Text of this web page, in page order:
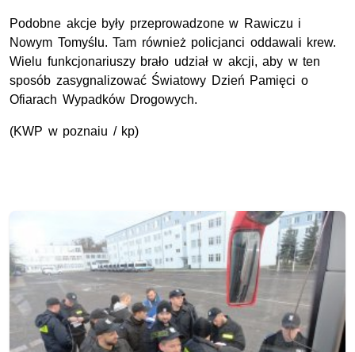
Podobne akcje były przeprowadzone w Rawiczu i
Nowym Tomyślu. Tam również policjanci oddawali krew.
Wielu funkcjonariuszy brało udział w akcji, aby w ten
sposób zasygnalizować Światowy Dzień Pamięci o
Ofiarach Wypadków Drogowych.
(KWP w poznaiu / kp)